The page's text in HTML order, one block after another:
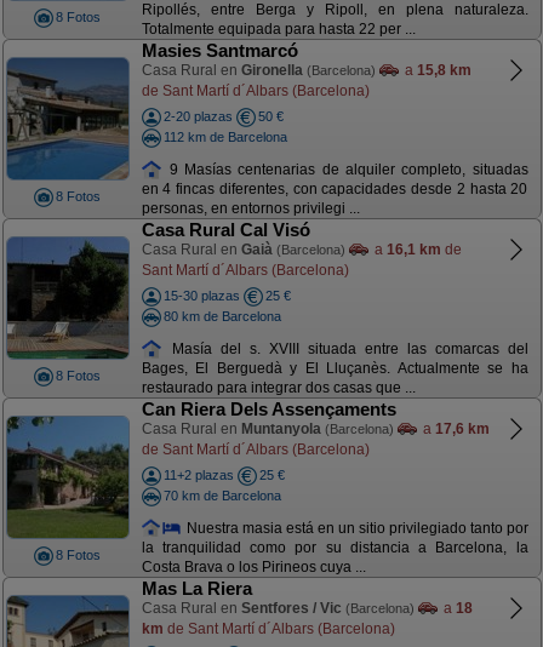
8 Fotos
Ripollés, entre Berga y Ripoll, en plena naturaleza.
Totalmente equipada para hasta 22 per ...
8 Fotos
Masies Santmarcó
Casa Rural en Gironella (Barcelona) a 15,8 km
de Sant Martí d´Albars (Barcelona)
2-20 plazas
50 €
112 km de Barcelona
9 Masías centenarias de alquiler completo, situadas
en 4 fincas diferentes, con capacidades desde 2 hasta 20
personas, en entornos privilegi ...
8 Fotos
Casa Rural Cal Visó
Casa Rural en Gaià (Barcelona) a 16,1 km de
Sant Martí d´Albars (Barcelona)
15-30 plazas
25 €
80 km de Barcelona
Masía del s. XVIII situada entre las comarcas del
Bages, El Berguedà y El Lluçanès. Actualmente se ha
restaurado para integrar dos casas que ...
8 Fotos
Can Riera Dels Assençaments
Casa Rural en Muntanyola (Barcelona) a 17,6 km
de Sant Martí d´Albars (Barcelona)
11+2 plazas
25 €
70 km de Barcelona
Nuestra masia está en un sitio privilegiado tanto por
la tranquilidad como por su distancia a Barcelona, la
Costa Brava o los Pirineos cuya ...
Mas La Riera
Casa Rural en Sentfores / Vic (Barcelona) a 18
km de Sant Martí d´Albars (Barcelona)